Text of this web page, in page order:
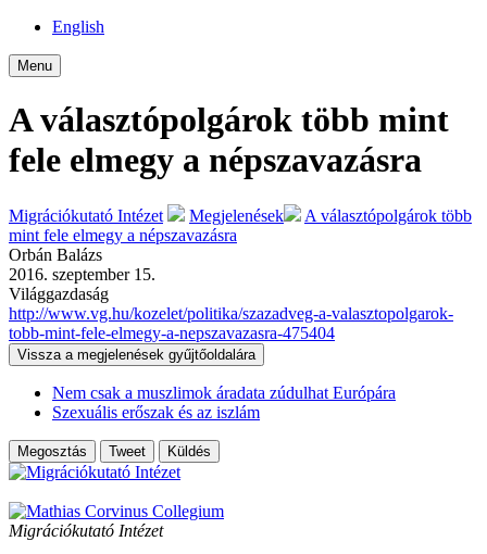
English
Menu
A választópolgárok több mint
fele elmegy a népszavazásra
Migrációkutató Intézet Megjelenések
A választópolgárok több
mint fele elmegy a népszavazásra
Orbán Balázs
2016. szeptember 15.
Világgazdaság
http://www.vg.hu/kozelet/politika/szazadveg-a-valasztopolgarok-
tobb-mint-fele-elmegy-a-nepszavazasra-475404
Vissza a megjelenések gyűjtőoldalára
Nem csak a muszlimok áradata zúdulhat Európára
Szexuális erőszak és az iszlám
Megosztás Tweet Küldés
Migrációkutató Intézet